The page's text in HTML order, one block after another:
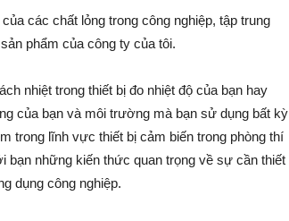
các chất lỏng trong công nghiệp, tập trung
phẩm của công ty của tôi.
nhiệt trong thiết bị đo nhiệt độ của bạn hay
của bạn và môi trường mà bạn sử dụng bất kỳ
trong lĩnh vực thiết bị cảm biến trong phòng thí
bạn những kiến thức quan trọng về sự cần thiết
dụng công nghiệp.